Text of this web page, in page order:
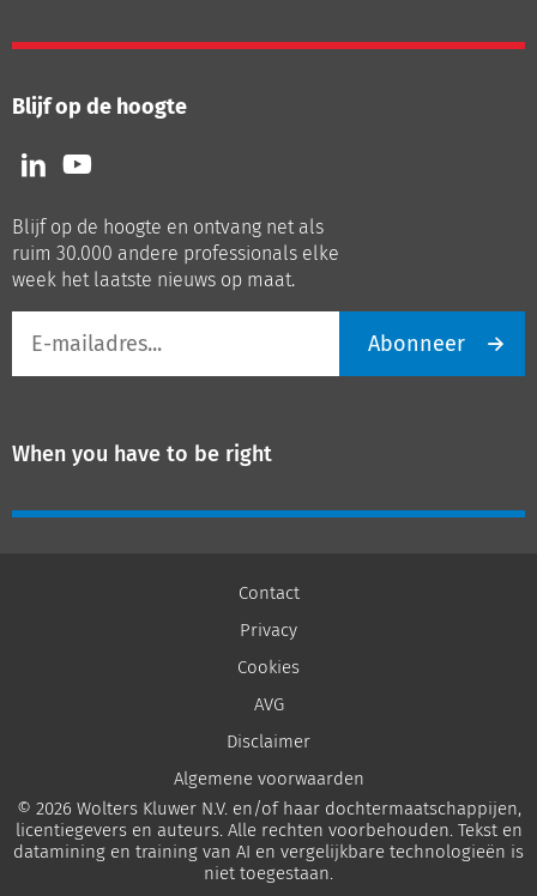
Blijf op de hoogte
Volg
ons
LinkedIn
Volg
ons
Youtube
Blijf op de hoogte en ontvang net als
ruim 30.000 andere professionals elke
week het laatste nieuws op maat.
mailadres
Abonneer
When you have to be right
Contact
Privacy
Cookies
AVG
Disclaimer
Algemene voorwaarden
© 2026 Wolters Kluwer N.V. en/of haar dochtermaatschappijen,
licentiegevers en auteurs. Alle rechten voorbehouden. Tekst en
datamining en training van AI en vergelijkbare technologieën is
niet toegestaan.